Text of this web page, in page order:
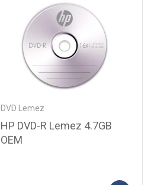
DVD Lemez
HP DVD-R Lemez 4.7GB
OEM